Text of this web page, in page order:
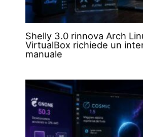
Shelly 3.0 rinnova Arch
VirtualBox richiede un
manuale